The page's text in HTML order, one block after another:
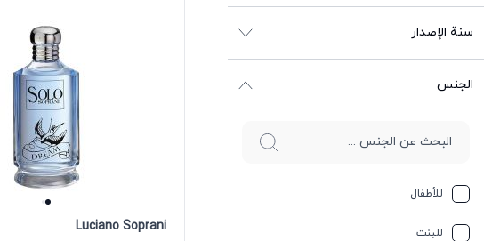
سنة الإصدار
الجنس
للأطفال
للبنت
Luciano Soprani